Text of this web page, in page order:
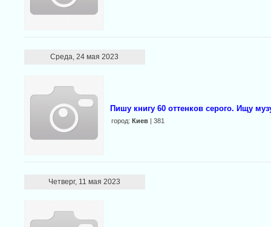
Среда, 24 мая 2023
Пишу книгу 60 оттенков серого. Ищу
город: Киев | 381
Четверг, 11 мая 2023